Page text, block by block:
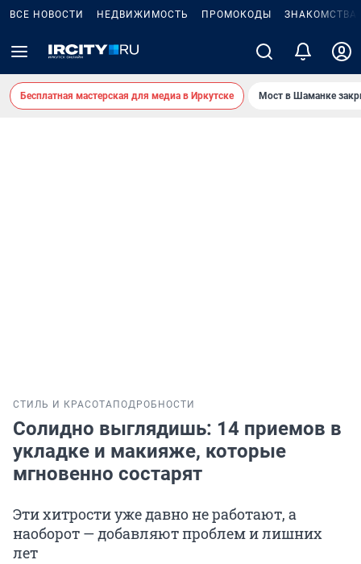
ВСЕ НОВОСТИ НЕДВИЖИМОСТЬ ПРОМОКОДЫ ЗНАКОМСТВА
Бесплатная мастерская для медиа в Иркутске Мост в Шаманке
СТИЛЬ И КРАСОТА ПОДРОБНОСТИ
Солидно выглядишь: 14 приемов в
укладке и макияже, которые
мгновенно состарят
Эти хитрости уже давно не работают, а
наоборот — добавляют проблем и лишних
лет